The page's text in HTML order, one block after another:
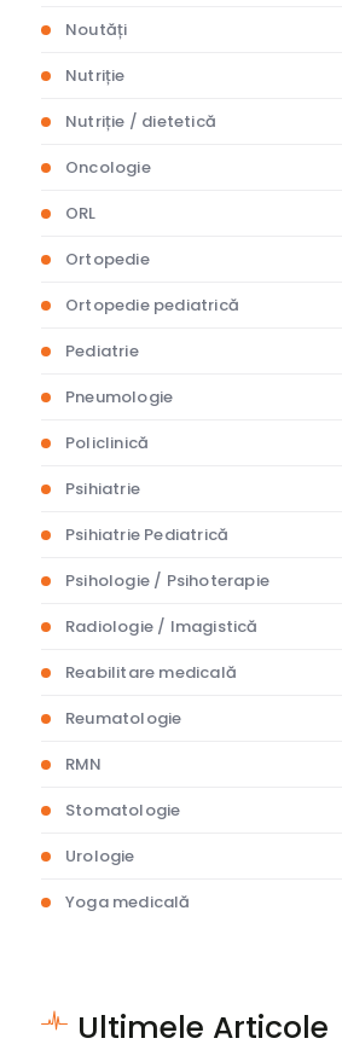
Noutăți
Nutriție
Nutriție / dietetică
Oncologie
ORL
Ortopedie
Ortopedie pediatrică
Pediatrie
Pneumologie
Policlinică
Psihiatrie
Psihiatrie Pediatrică
Psihologie / Psihoterapie
Radiologie / Imagistică
Reabilitare medicală
Reumatologie
RMN
Stomatologie
Urologie
Yoga medicală
Ultimele Articole